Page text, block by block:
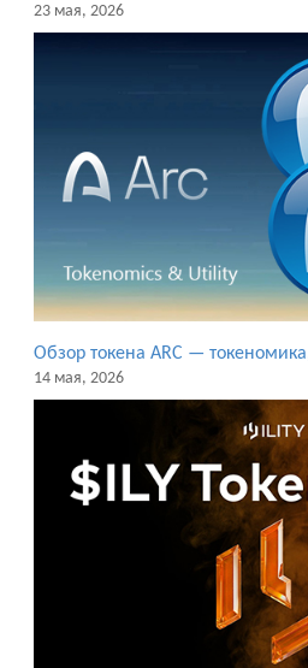
23 мая, 2026
Обзор токена ARC —
14 мая, 2026